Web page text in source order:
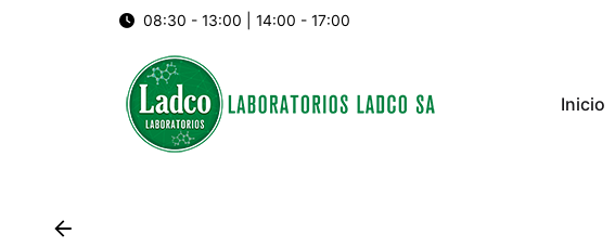
08:30 - 13:00 | 14:00 - 17:00
Inicio